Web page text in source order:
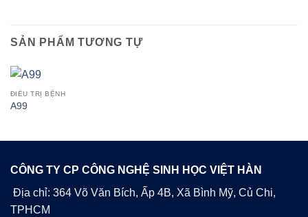
SẢN PHẨM TƯƠNG TỰ
ĐIỀU TRỊ BỆNH
A99
CÔNG TY CP CÔNG NGHỆ SINH HỌC VIỆT HÀN
Địa chỉ: 364 Võ Văn Bích, Ấp 4B, Xã Bình Mỹ, Củ Chi,
TPHCM